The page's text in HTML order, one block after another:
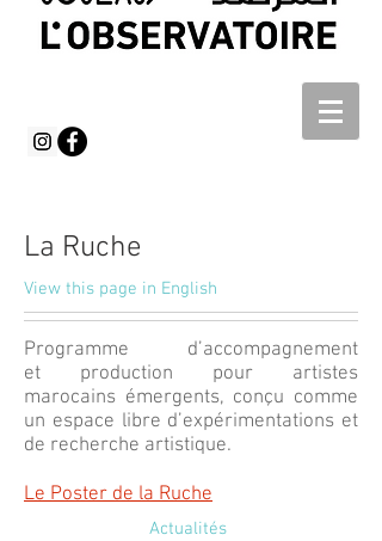
La Ruche
View this page in English
Programme d’accompagnement
et production pour artistes
marocains émergents, conçu comme
un espace libre d’expérimentations et
de recherche artistique.
Le Poster de la Ruche
Actualités